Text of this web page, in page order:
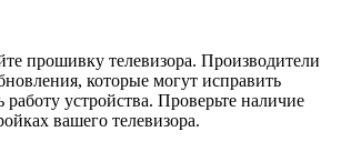
прошивку телевизора. Производители
которые могут исправить
устройства. Проверьте наличие
вашего телевизора.